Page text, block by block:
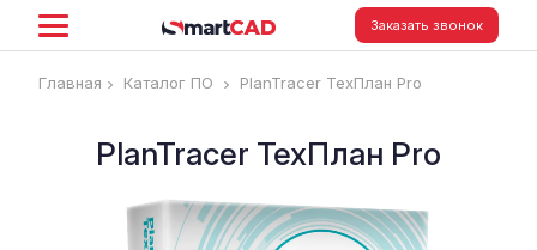
Заказать звонок
Главная Каталог ПО PlanTracer ТехПлан Pro
PlanTracer ТехПлан Pro